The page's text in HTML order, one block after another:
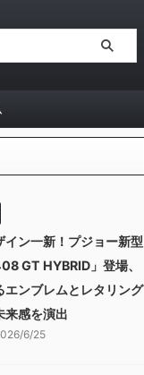
イン一新！プジョー新型
GT HYBRID」登場、
エンブレムとレタリング
来感を演出
6/25